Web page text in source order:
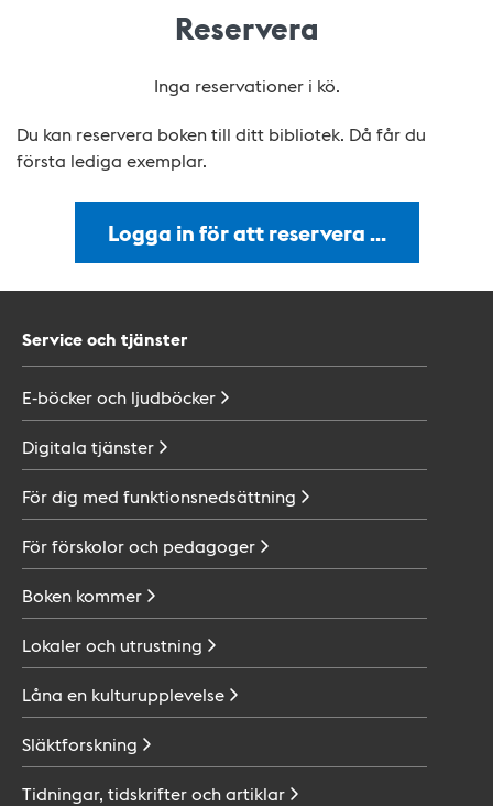
Reservera
Inga reservationer i kö.
Du kan reservera boken till ditt bibliotek. Då får du
första lediga exemplar.
Logga in för att reservera …
Service och tjänster
E-böcker och ljudböcker
Digitala tjänster
För dig med funktionsnedsättning
För förskolor och pedagoger
Boken kommer
Lokaler och utrustning
Låna en kulturupplevelse
Släktforskning
Tidningar, tidskrifter ochartiklar